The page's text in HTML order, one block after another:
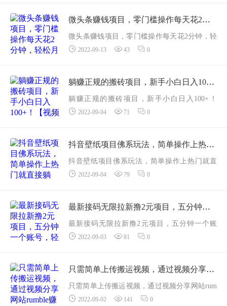
的人比较少，值得操作。一、项目介绍...
微头条赚钱项目，零门槛操作每天花2分钟，轻松月收入过万【视频教程】
微头条赚钱项目，零门槛操作每天花2分钟，轻
松月收入过万【视频教程】这是我见过最简单
容，甚至都不需要搬运，只需要动动手指头转...
2022-09-13 43 0
躺赚正规的搬砖项目，新手小白日入100+！【视频教程】
躺赚正规的搬砖项目，新手小白日入100+！
【视频教程】我就给大家分享一个搬砖副业项
你肯搬运，就一定能赚到钱，至于赚多少，...
2022-09-04 71 0
抖音壁纸项目佛系玩法，简单操作上热门就直接躺赚，一天变现500+
抖音壁纸项目佛系玩法，简单操作上热门就直
接躺赚，一天变现500+今天分享一个价值990元
文案，配上音乐上热门就直接躺赚。...
2022-09-04 79 0
最新接码无限拉新撸2元项目，五分钟一个账号，轻松日入破百【站长亲测】
最新接码无限拉新撸2元项目，五分钟一个账
号，轻松日入破百【站长亲测】一、项目介
云机五分钟一个号，无限撸脚本半自动提现...
2022-09-03 81 0
只需简单上传搬运视频，通过视频分享网站rumble赚钱的2种方法，日赚150美元
只需简单上传搬运视频，通过视频分享网站rum
ble赚钱的2种方法，日赚150美元其中包括推广
2022-09-02 141 0